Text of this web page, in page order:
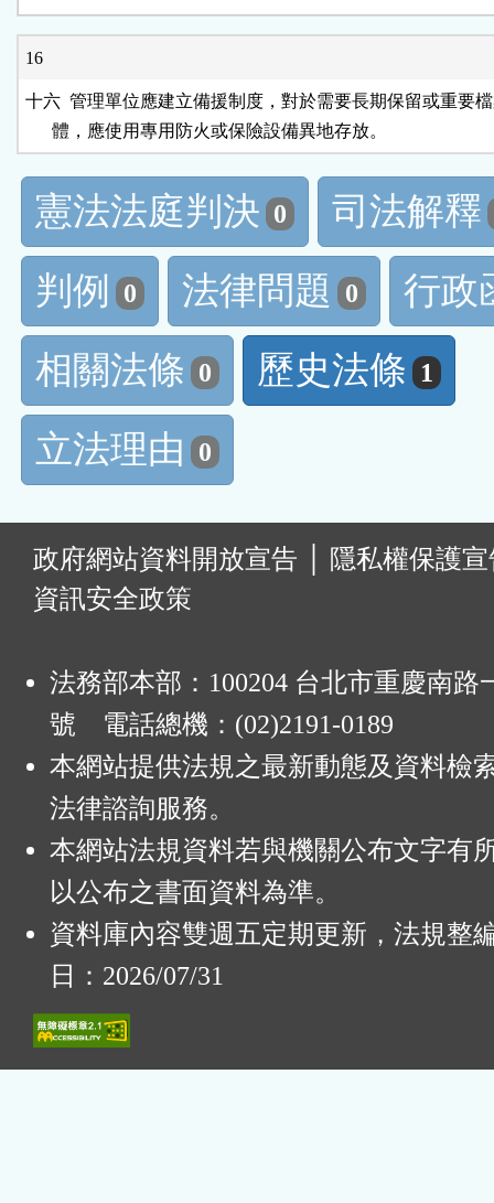
16
十六  管理單位應建立備援制度，對於需要長期保留或重要
      體，應使用專用防火或保險設備異地存放。
憲法法庭判決 0
司法解釋
判例
0 法律問題 0
行政
相關法條 0 歷史法條 1
立法理由 0
政府網站資料開放宣告
隱私權保護
資訊安全政策
法務部本部：100204 台北市重慶南路
號 電話總機：(02)2191-0189
本網站提供法規之最新動態及資料檢
法律諮詢服務。
本網站法規資料若與機關公布文字有
以公布之書面資料為準。
資料庫內容雙週五定期更新，法規整
日：2026/07/31